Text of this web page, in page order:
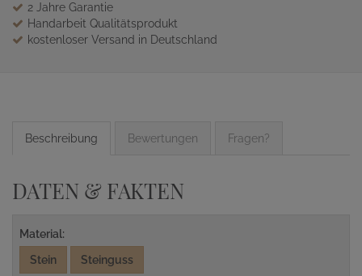
2 Jahre Garantie
Handarbeit Qualitätsprodukt
kostenloser Versand in Deutschland
Beschreibung Bewertungen Fragen?
DATEN & FAKTEN
Material:
Stein
Steinguss